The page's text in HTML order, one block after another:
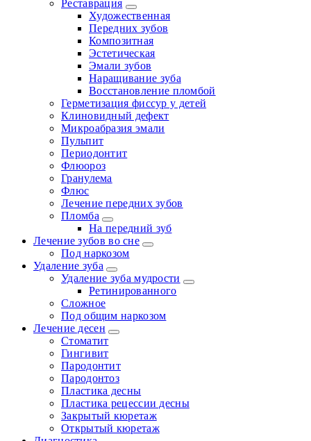
Реставрация
Художественная
Передних зубов
Композитная
Эстетическая
Эмали зубов
Наращивание зуба
Восстановление пломбой
Герметизация фиссур у детей
Клиновидный дефект
Микроабразия эмали
Пульпит
Периодонтит
Флюороз
Гранулема
Флюс
Лечение передних зубов
Пломба
На передний зуб
Лечение зубов во сне
Под наркозом
Удаление зуба
Удаление зуба мудрости
Ретинированного
Сложное
Под общим наркозом
Лечение десен
Стоматит
Гингивит
Пародонтит
Пародонтоз
Пластика десны
Пластика рецессии десны
Закрытый кюретаж
Открытый кюретаж